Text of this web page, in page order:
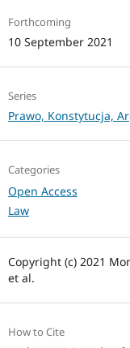
Forthcoming
10 September 2021
Series
Prawo, Konstytucja,
Categories
Open Access
Law
Copyright (c) 2021
et al.
How to Cite